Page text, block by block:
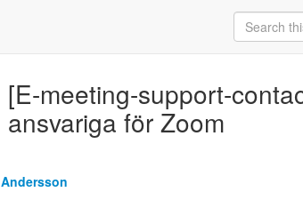
[E-meeting-support-
ansvariga för Zoom